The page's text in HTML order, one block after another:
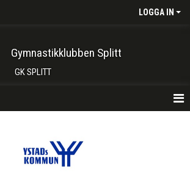
LOGGA IN
Gymnastikklubben Splitt
GK SPLITT